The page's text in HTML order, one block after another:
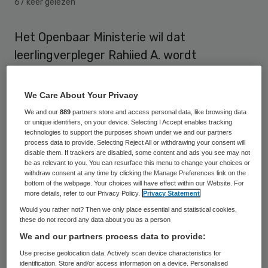
Het Openbaar Ministerie wil dat
leerlingverpleger Rahiied A. wordt
dwangverpleging. Volgens het OM pleegde
hij vier moorden met insuline en deed
meerdere pogingen anderen van het leven
te beroven.
De verdachte zou in 2016 en 2017 vier
bewoners van verpleeg- en
verzorgingsinstellingen in de regio
We Care About Your Privacy
We and our889 partners store and access personal data, like browsing data
or unique identifiers, on your device. Selecting I Accept enables tracking
technologies to support the purposes shown under we and our partners
process data to provide. Selecting Reject All or withdrawing your consent will
disable them. If trackers are disabled, some content and ads you see may not
be as relevant to you. You can resurface this menu to change your choices or
withdraw consent at any time by clicking the Manage Preferences link on the
bottom of the webpage. Your choices will have effect within our Website. For
more details, refer to our Privacy Policy.
Privacy Statement
Would you rather not? Then we only place essential and statistical cookies,
these do not record any data about you as a person
We and our partners process data to provide:
Use precise geolocation data. Actively scan device characteristics for
identification. Store and/or access information on a device. Personalised